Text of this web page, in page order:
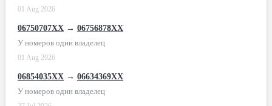
01 Aug 2026
06750707XX → 06756878XX
У номеров один владелец
01 Aug 2026
06854035XX → 06634369XX
У номеров один владелец